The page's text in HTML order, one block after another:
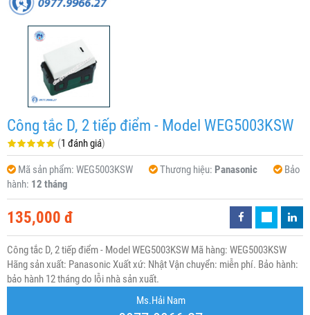
Công tắc D, 2 tiếp điểm - Model WEG5003KSW
(1 đánh giá)
Mã sản phẩm: WEG5003KSW Thương hiệu: Panasonic
Bảo
hành: 12 tháng
135,000 đ
Công tắc D, 2 tiếp điểm - Model WEG5003KSW Mã hàng: WEG5003KSW
Hãng sản xuất: Panasonic Xuất xứ: Nhật Vận chuyển: miễn phí. Bảo hành:
bảo hành 12 tháng do lỗi nhà sản xuất.
Ms.Hải Nam